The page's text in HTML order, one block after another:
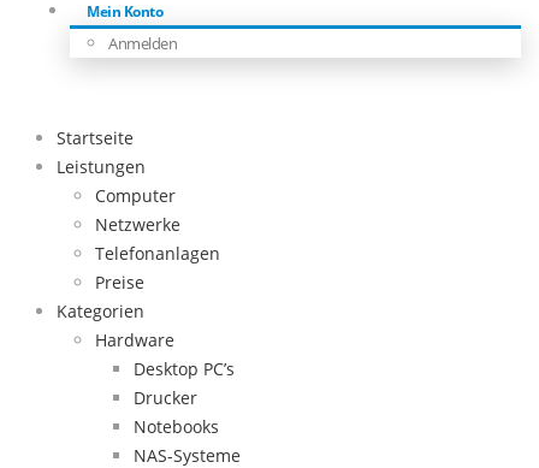
Mein Konto
Anmelden
Startseite
Leistungen
Computer
Netzwerke
Telefonanlagen
Preise
Kategorien
Hardware
Desktop PC’s
Drucker
Notebooks
NAS-Systeme